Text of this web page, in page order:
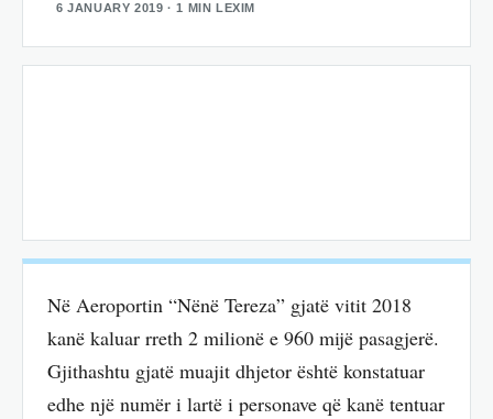
6 JANUARY 2019 · 1 MIN LEXIM
Në Aeroportin “Nënë Tereza” gjatë vitit 2018
kanë kaluar rreth 2 milionë e 960 mijë pasagjerë.
Gjithashtu gjatë muajit dhjetor është konstatuar
edhe një numër i lartë i personave që kanë tentuar